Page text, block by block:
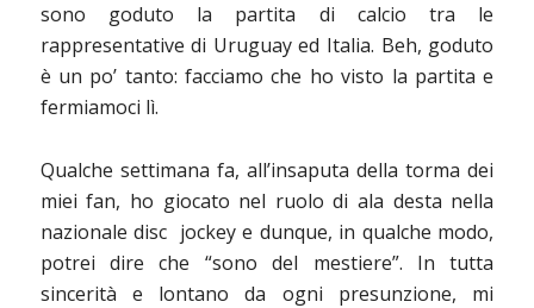
sono goduto la partita di calciotra le
rappresentative di Uruguay ed Italia. Beh, goduto
è un po’ tanto: facciamo che ho visto la partita e
fermiamoci lì.
Qualche settimana fa, all’insaputa della torma dei
miei fan, ho giocato nel ruolo di ala desta nella
nazionale disc jockey e dunque, in qualche modo,
potrei dire che “sono del mestiere”. In tutta
sincerità e lontano da ogni presunzione, mi